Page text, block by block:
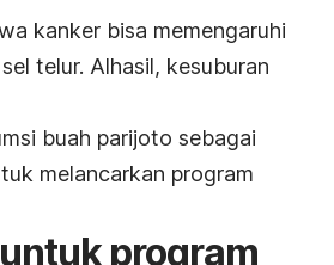
kanker bisa memengaruhi
telur. Alhasil, kesuburan
buah parijoto sebagai
melancarkan program
program